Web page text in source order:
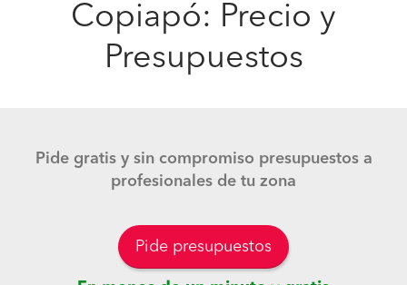
Copiapó: Precio y
Presupuestos
Pide gratis y sin compromiso presupuestos a
profesionales de tu zona
Pide presupuestos